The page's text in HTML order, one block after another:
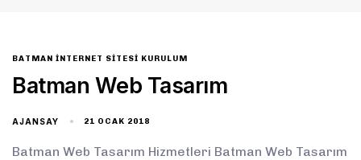
BATMAN İNTERNET SITESI KURULUM
Batman Web Tasarım
AJANSAY 21 OCAK 2018
Batman Web Tasarım Hizmetleri Batman Web Tasarım